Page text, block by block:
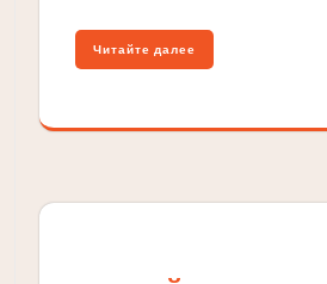
Читайте далее